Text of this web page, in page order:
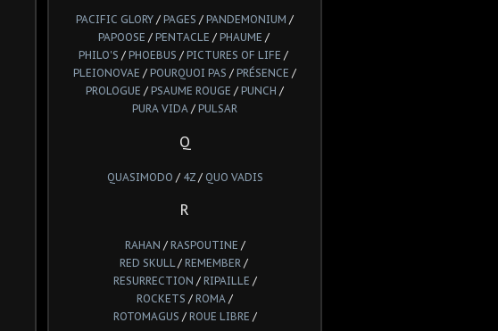
PACIFIC GLORY / PAGES / PANDEMONIUM /
PAPOOSE / PENTACLE / PHAUME /
PHILO'S / PHOEBUS / PICTURES OF LIFE /
PLEIONOVAE / POURQUOI PAS / PRÉSENCE /
PROLOGUE / PSAUME ROUGE / PUNCH /
PURA VIDA / PULSAR
Q
QUASIMODO / 4Z/ QUO VADIS
R
RAHAN / RASPOUTINE /
RED SKULL/ REMEMBER/
RESURRECTION / RIPAILLE /
ROCKETS / ROMA /
ROTOMAGUS / ROUE LIBRE /